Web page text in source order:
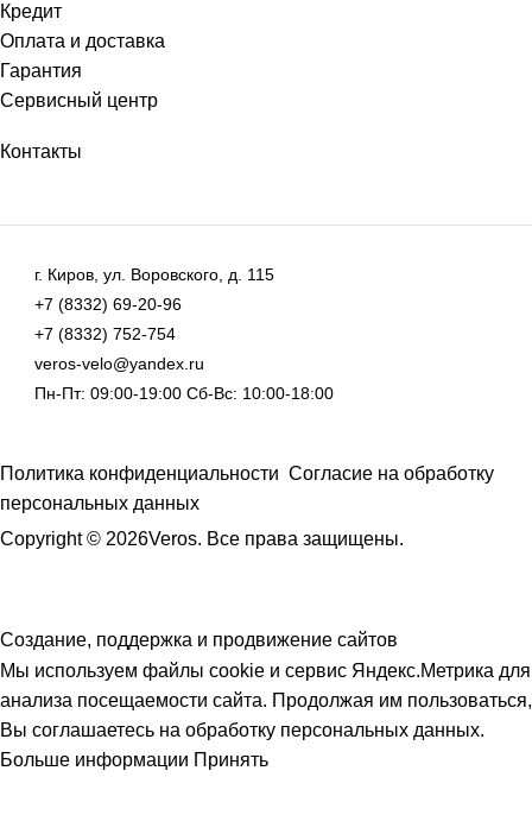
Кредит
Оплата и доставка
Гарантия
Сервисный центр
Контакты
г. Киров, ул. Воровского, д. 115
+7 (8332) 69-20-96
+7 (8332) 752-754
veros-velo@yandex.ru
Пн-Пт: 09:00-19:00 Сб-Вс: 10:00-18:00
Политика конфиденциальности Согласие на обработку
персональных данных
Copyright © 2026Veros. Все права защищены.
Создание, поддержка и продвижение сайтов
Мы используем файлы cookie и сервис Яндекс.Метрика для
анализа посещаемости сайта. Продолжая им пользоваться,
Вы соглашаетесь на обработку персональных данных.
Больше информации Принять